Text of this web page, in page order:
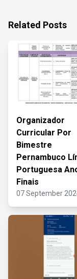
Related Posts
Organizador
Curricular Por
Bimestre
Pernambuco
Portuguesa
Finais
07 September